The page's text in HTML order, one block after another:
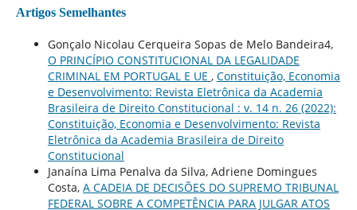
Artigos Semelhantes
Gonçalo Nicolau Cerqueira Sopas de Melo Bandeira4,
O PRINCÍPIO CONSTITUCIONAL DA LEGALIDADE
CRIMINAL EM PORTUGAL E UE , Constituição, Economia
e Desenvolvimento: Revista Eletrônica da Academia
Brasileira de Direito Constitucional : v. 14 n. 26 (2022):
Constituição, Economia e Desenvolvimento: Revista
Eletrônica da Academia Brasileira de Direito
Constitucional
Janaína Lima Penalva da Silva, Adriene Domingues
Costa, A CADEIA DE DECISÕES DO SUPREMO TRIBUNAL
FEDERAL SOBRE A COMPETÊNCIA PARA JULGAR ATOS